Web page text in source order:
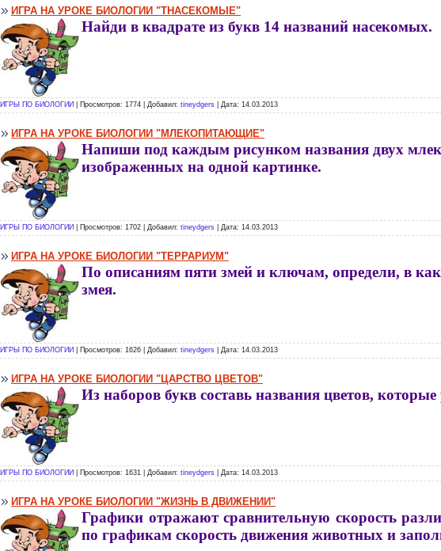
ИГРА НА УРОКЕ БИОЛОГИИ "ТНАСЕКОМЫЕ"
Найди в квадрате из букв 14 названий насекомых.
ИГРЫ ПО БИОЛОГИИ | Просмотров: 1774 | Добавил: tineydgers | Дата: 14.03.2013
ИГРА НА УРОКЕ БИОЛОГИИ "МЛЕКОПИТАЮЩИЕ"
Напиши под каждым рисунком названия двух
изображенных на одной картинке.
ИГРЫ ПО БИОЛОГИИ | Просмотров: 1702 | Добавил: tineydgers | Дата: 14.03.2013
ИГРА НА УРОКЕ БИОЛОГИИ "ТЕРРАРИУМ"
По описаниям пяти змей и ключам, определи, в
змея.
ИГРЫ ПО БИОЛОГИИ | Просмотров: 1626 | Добавил: tineydgers | Дата: 14.03.2013
ИГРА НА УРОКЕ БИОЛОГИИ "ЦАРСТВО ЦВЕТОВ"
Из наборов букв составь названия цветов,
ИГРЫ ПО БИОЛОГИИ | Просмотров: 1631 | Добавил: tineydgers | Дата: 14.03.2013
ИГРА НА УРОКЕ БИОЛОГИИ "ЖИЗНЬ В ДВИЖЕНИИ"
Графики отражают сравнительную скорость
по графикам скорость движения животных и